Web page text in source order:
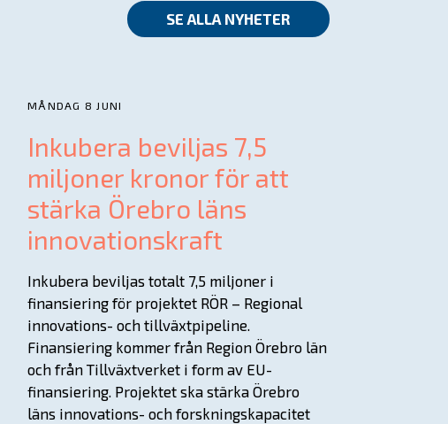
SE ALLA NYHETER
MÅNDAG 8 JUNI
Inkubera beviljas 7,5
miljoner kronor för att
stärka Örebro läns
innovationskraft
Inkubera beviljas totalt 7,5 miljoner i
finansiering för projektet RÖR – Regional
innovations- och tillväxtpipeline.
Finansiering kommer från Region Örebro län
och från Tillväxtverket i form av EU-
finansiering. Projektet ska stärka Örebro
läns innovations- och forskningskapacitet